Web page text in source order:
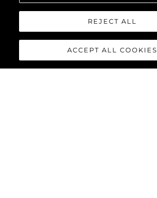
REJECT ALL
ACCEPT ALL COOKIES